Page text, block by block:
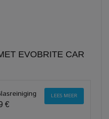
EVOBRITE CAR
€
LEES MEER